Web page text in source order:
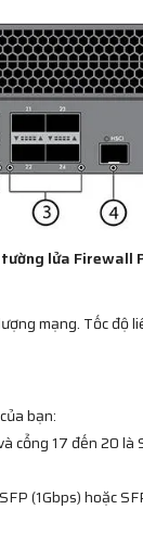
tường lửa Firewall
mạng. Tốc độ
bạn:
cổng 17 đến 20
(1Gbps) hoặc